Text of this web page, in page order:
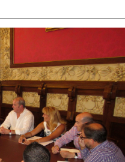
aplicación
externa.
aplicación
externa.